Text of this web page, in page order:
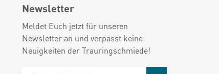
Newsletter
Meldet Euch jetzt für unseren
Newsletter an und verpasst keine
Neuigkeiten der Trauringschmiede!